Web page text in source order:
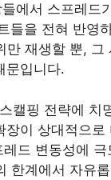
에서 스프레드
들을 전혀 반영
만 재생할 뿐, 그
문입니다.
캘핑 전략에 치
이 상대적으로
드 변동성에 극
한계에서 자유